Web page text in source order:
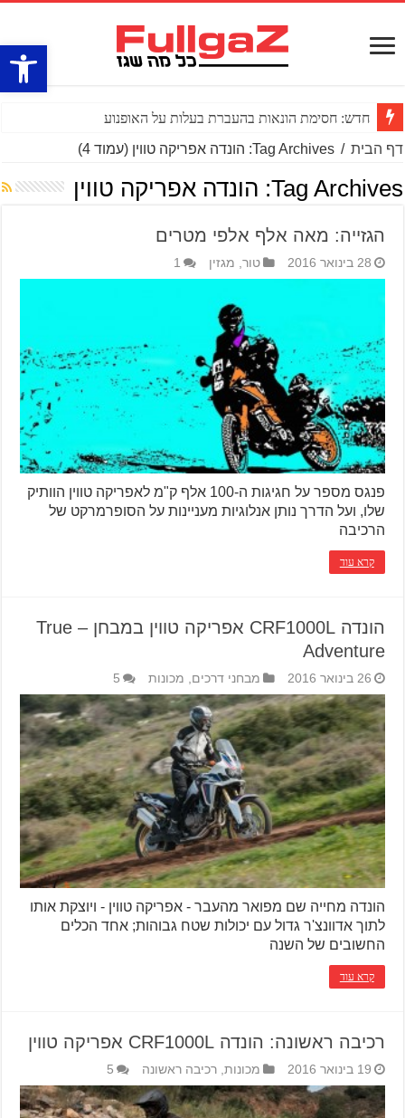
פתח
חדש: חסימת הונאות בהעברת בעלות על האופנוע
דף הבית / Tag Archives: הונדה אפריקה טווין (עמוד 4)
Tag Archives: הונדה אפריקה טווין
הגזייה: מאה אלף אלפי מטרים
28 בינואר 2016 טור מגזין 1
פנגס מספר על חגיגות ה-100 אלף ק"מ לאפריקה טווין הוותיק
שלו, ועל הדרך נותן אנלוגיות מעניינות על הסופרמרקט של
הרכיבה
קרא עוד
הונדה CRF1000L אפריקה טווין במבחן – True
Adventure
26 בינואר 2016 מבחני דרכים מכונות 5
הונדה מחייה שם מפואר מהעבר - אפריקה טווין - ויוצקת אותו
לתוך אדוונצ'ר גדול עם יכולות שטח גבוהות; אחד הכלים
החשובים של השנה
קרא עוד
רכיבה ראשונה: הונדה CRF1000L אפריקה טווין
19 בינואר 2016 מכונות,רכיבה ראשונה 5